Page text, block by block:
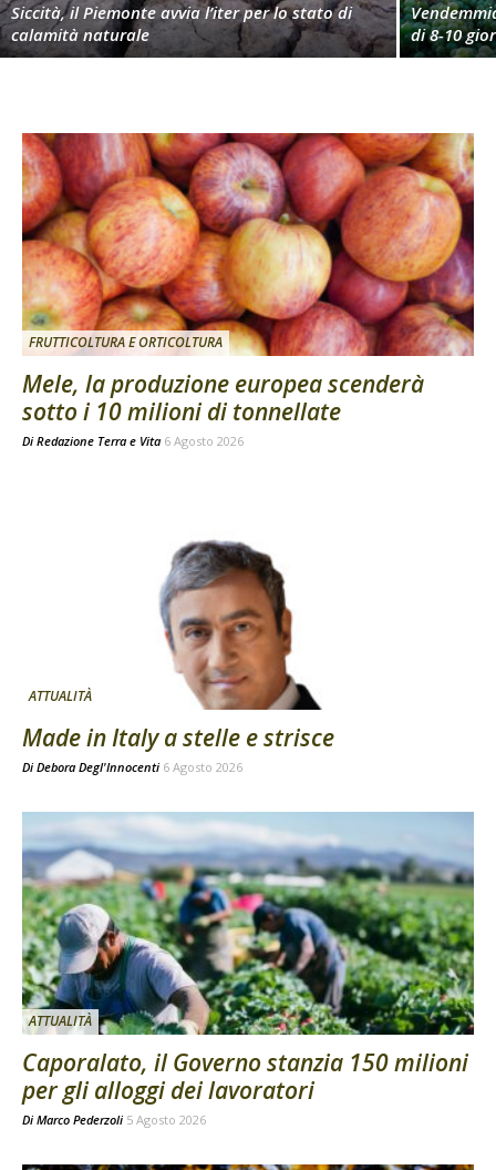
Siccità, il Piemonte avvia l’iter per lo stato di
calamità naturale
di 8-10
FRUTTICOLTURA E ORTICOLTURA
Mele, la produzione europea scenderà
sotto i 10 milioni di tonnellate
Di Redazione Terra e Vita 6 Agosto 2026
ATTUALITÀ
Made in Italy a stelle e strisce
Di Debora Degl'Innocenti 6 Agosto 2026
ATTUALITÀ
Caporalato, il Governo stanzia 150 milioni
per gli alloggi dei lavoratori
Di Marco Pederzoli 5 Agosto 2026